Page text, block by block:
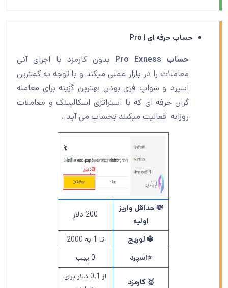
حساب حرفه ای | Pro
بدون کارمزد با اجرای آنی
معاملات را در بازار عملی میکند و با توجه به کمترین
اسپرد و سواپ فری بودن بهترین گزینه برای معامله
گران حرفه ای که با استراتژی اسکالپینگ و معاملات
روزانه فعالیت میکنند بحساب می آید .
💸 حداقل واریز
200 دلار
تا 1 به 2000
از 0.1 دلار برای